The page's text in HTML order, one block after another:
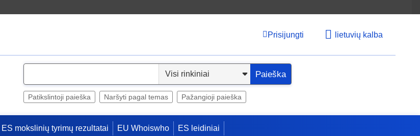
Prisijungti lietuvių kalba
e
Paieška
Patikslintoji paieška Naršyti pagal temas Pažangioji paieška
ES mokslinių tyrimų rezultatai EU Whoiswho ES leidiniai